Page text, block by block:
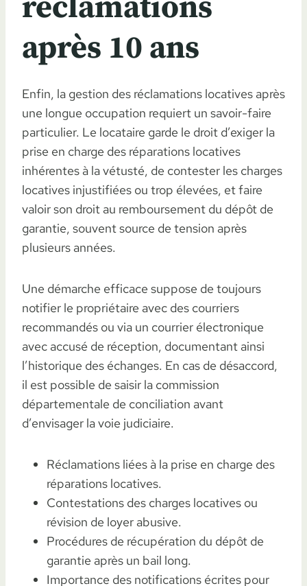
réclamations
après 10 ans
Enfin, la gestion des réclamations locatives après
une longue occupation requiert un savoir-faire
particulier. Le locataire garde le droit d’exiger la
prise en charge des réparations locatives
inhérentes à la vétusté, de contester les charges
locatives injustifiées ou trop élevées, et faire
valoir son droit au remboursement du dépôt de
garantie, souvent source de tension après
plusieurs années.
Une démarche efficace suppose de toujours
notifier le propriétaire avec des courriers
recommandés ou via un courrier électronique
avec accusé de réception, documentant ainsi
l’historique des échanges. En cas de désaccord,
il est possible de saisir la commission
départementale de conciliation avant
d’envisager la voie judiciaire.
Réclamations liées à la prise en charge des
réparations locatives.
Contestations des charges locatives ou
révision de loyer abusive.
Procédures de récupération du dépôt de
garantie après un bail long.
Importance des notifications écrites pour